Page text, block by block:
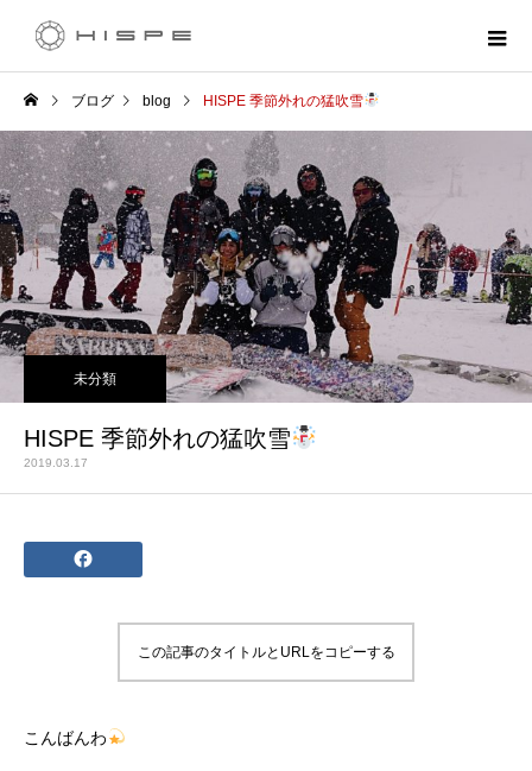
ブログ blog HISPE 季節外れの猛吹雪
未分類
HISPE 季節外れの猛吹雪
2019.03.17
この記事のタイトルとURLをコピーする
こんばんわ